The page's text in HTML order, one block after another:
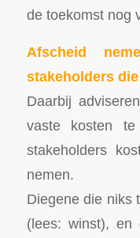
de toekomst nog
Afscheid
stakeholders
Daarbij
vaste kosten
stakeholders
nemen.
Diegene die niks
(lees: winst),